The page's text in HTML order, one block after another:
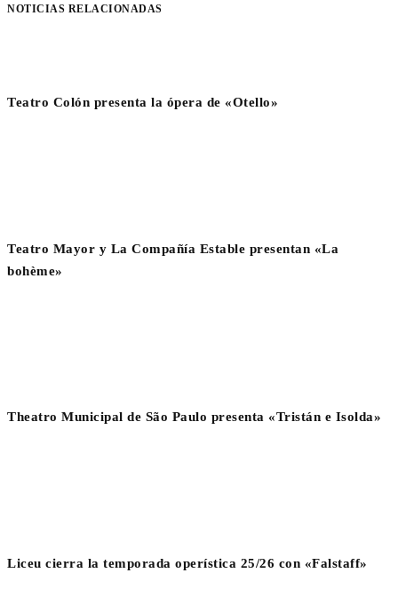
NOTICIAS RELACIONADAS
Teatro Colón presenta la ópera de «Otello»
Teatro Mayor y La Compañía Estable presentan «La
bohème»
Theatro Municipal de São Paulo presenta «Tristán e Isolda»
Liceu cierra la temporada operística 25/26 con «Falstaff»